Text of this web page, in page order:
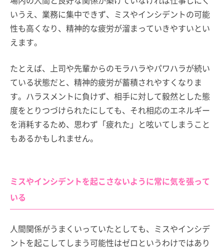
いうえ、業務に集中できず、ミスやインシデントの可能
性も高くなり、精神的な疲労が溜まっていきやすいとい
えます。
たとえば、上司や先輩からのモラハラやパワハラが続い
ている状態だと、精神的疲労が蓄積されやすくなりま
す。ハラスメントに負けず、相手に対して毅然とした態
度をとりつづけられたにしても、それ相応のエネルギー
を消耗するため、思わず「疲れた」と呟いてしまうこと
もあるかもしれません。
ミスやインシデントを起こさないように常に気を張って
いる
人間関係がうまくいっていたとしても、ミスやインシデ
ントを起こしてしまう可能性はゼロというわけではあり